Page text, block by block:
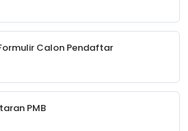
Calon Pendaftar
PMB